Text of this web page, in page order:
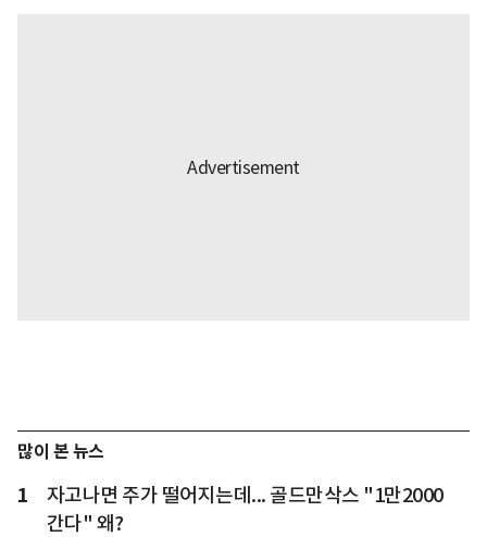
많이 본 뉴스
1
자고나면 주가 떨어지는데... 골드만삭스 "1만2000
간다" 왜?